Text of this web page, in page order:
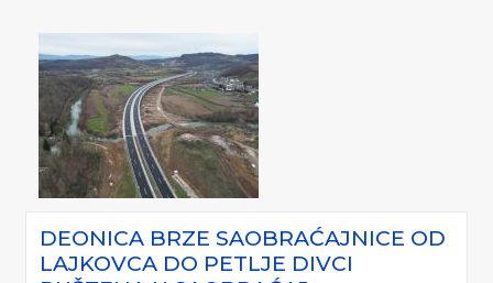
DEONICA BRZE SAOBRAĆAJNICE OD
LAJKOVCA DO PETLJE DIVCI